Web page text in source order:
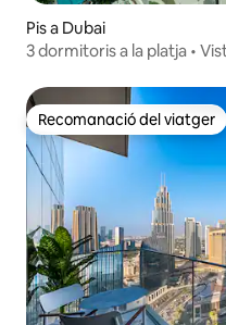
Pis a Dubai
3 dormitoris a la platja •
Recomanació del viatger
Recomanació del viatger